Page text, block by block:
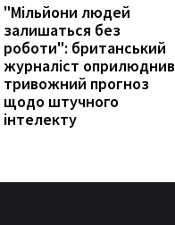
"Мільйони людей
залишаться без
роботи": британський
журналіст оприлюднив
тривожний прогноз
щодо штучного
інтелекту